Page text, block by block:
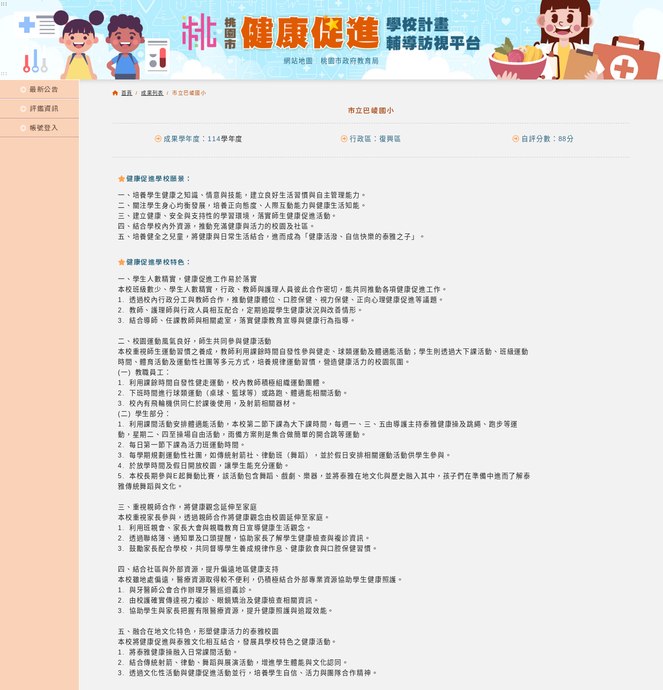
:::
網站地圖｜ 桃園市政府教育局
:::
最新公告
評鑑資訊
帳號登入
首頁 /成果列表 / 市立巴崚國小
市立巴崚國小
成果學年度：114學年度 行政區： 復興區 自評分數： 88分
健康促進學校願景：
一、培養學生健康之知識、情意與技能，建立良好生活習慣與自主管理能力。
二、關注學生身心均衡發展，培養正向態度、人際互動能力與健康生活知能。
三、建立健康、安全與支持性的學習環境，落實師生健康促進活動。
四、結合學校內外資源，推動充滿健康與活力的校園及社區。
五、培養健全之兒童，將健康與日常生活結合，進而成為「健康活潑、自信快樂的泰雅之子」。
健康促進學校特色：
一、學生人數精實，健康促進工作易於落實
本校班級數少、學生人數精實，行政、教師與護理人員彼此合作密切，能共同推動各項健康促進工作。
1. 透過校內行政分工與教師合作，推動健康體位、口腔保健、視力保健、正向心理健康促進等議題。
2. 教師、護理師與行政人員相互配合，定期追蹤學生健康狀況與改善情形。
3. 結合導師、任課教師與相關處室，落實健康教育宣導與健康行為指導。
二、校園運動風氣良好，師生共同參與健康活動
本校重視師生運動習慣之養成，教師利用課餘時間自發性參與健走、球類運動及體適能活動；學生則透過大下課活動、班級運動
時間、體育活動及運動性社團等多元方式，培養規律運動習慣，營造健康活力的校園氛圍。
(一) 教職員工：
1. 利用課餘時間自發性健走運動，校內教師積極組織運動團體。
2. 下班時間進行球類運動（桌球、籃球等）或路跑、體適能相關活動。
3. 校內有飛輪機供同仁於課後使用，及射箭相關器材。
(二) 學生部分：
1. 利用課間活動安排體適能活動，本校第二節下課為大下課時間，每週一、三、五由導護主持泰雅健康操及跳繩、跑步等運
動，星期二、四至操場自由活動，雨備方案則是集合做簡單的開合跳等運動。
2. 每日第一節下課為活力班運動時間。
3. 每學期規劃運動性社團，如傳統射箭社、律動班（舞蹈），並於假日安排相關運動活動供學生參與。
4. 於放學時間及假日開放校園，讓學生能充分運動。
5. 本校長期參與E起舞動比賽，該活動包含舞蹈、戲劇、樂器，並將泰雅在地文化與歷史融入其中，孩子們在準備中進而了解泰
雅傳統舞蹈與文化。
三、重視親師合作，將健康觀念延伸至家庭
本校重視家長參與，透過親師合作將健康觀念由校園延伸至家庭。
1. 利用班親會、家長大會與親職教育日宣導健康生活觀念。
2. 透過聯絡簿、通知單及口頭提醒，協助家長了解學生健康檢查與複診資訊。
3. 鼓勵家長配合學校，共同督導學生養成規律作息、健康飲食與口腔保健習慣。
四、結合社區與外部資源，提升偏遠地區健康支持
本校雖地處偏遠，醫療資源取得較不便利，仍積極結合外部專業資源協助學生健康照護。
1. 與牙醫師公會合作辦理牙醫巡迴義診。
2. 由校護確實傳達視力複診、眼鏡矯治及健康檢查相關資訊。
3. 協助學生與家長把握有限醫療資源，提升健康照護與追蹤效能。
五、融合在地文化特色，形塑健康活力的泰雅校園
本校將健康促進與泰雅文化相互結合，發展具學校特色之健康活動。
1. 將泰雅健康操融入日常課間活動。
2. 結合傳統射箭、律動、舞蹈與展演活動，增進學生體能與文化認同。
3. 透過文化性活動與健康促進活動並行，培養學生自信、活力與團隊合作精神。
:::